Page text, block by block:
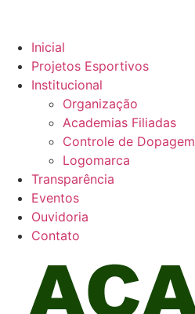
Inicial
Projetos Esportivos
Institucional
Organização
Academias Filiadas
Controle de Dopagem
Logomarca
Transparência
Eventos
Ouvidoria
Contato